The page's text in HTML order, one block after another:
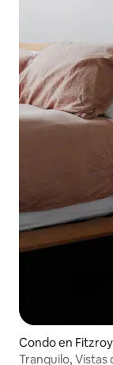
Condo en Fitzroy
Tranquilo, Vistas